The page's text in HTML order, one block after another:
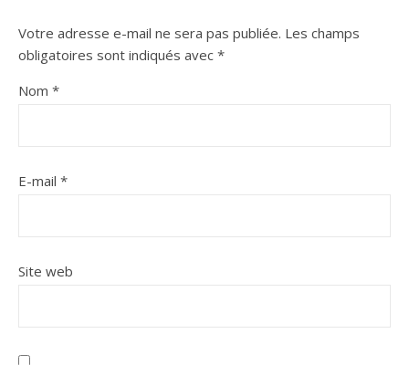
Votre adresse e-mail ne sera pas publiée. Les champs
obligatoires sont indiqués avec *
Nom *
E-mail *
Site web